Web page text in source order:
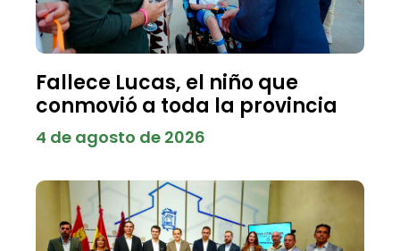
Fallece Lucas, el niño que
conmovió a toda la provincia
4 de agosto de 2026